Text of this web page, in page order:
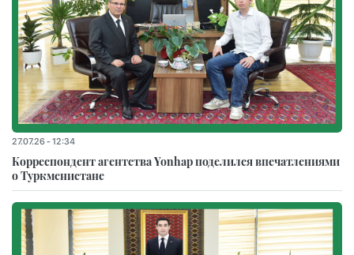
27.07.26 - 12:34
Корреспондент агентства Yonhap поделился впечатлениями
о Туркменистане